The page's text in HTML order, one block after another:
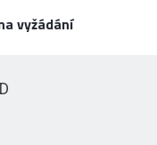
vyžádání